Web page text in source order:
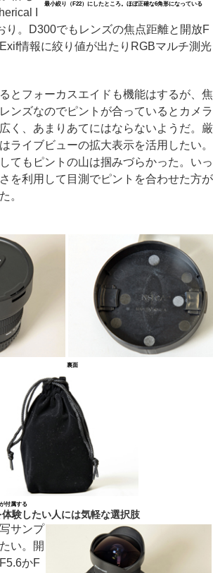
最小絞り（F22）にしたところ。ほぼ正確な6角形になっている
I
り。D300でもレンズの焦点距離と開放F
情報に絞り値が出たりRGBマルチ測光
とフォーカスエイドも機能はするが、焦
ンズなのでピントが合っているとカメラ
く、あまりあてにはならないようだ。厳
ライブビューの拡大表示を活用したい。
てもピントの山は掴みづらかった。いっ
を利用して目測でピントを合わせた方が
。
裏面
付属する
験したい人には気軽な選択肢
サンプ
い。開
かF